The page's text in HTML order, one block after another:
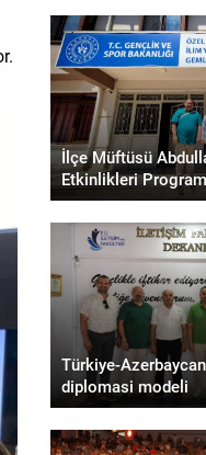
İlçe Müftüsü
Etkinlikleri
Türkiye-
diplomasi modeli